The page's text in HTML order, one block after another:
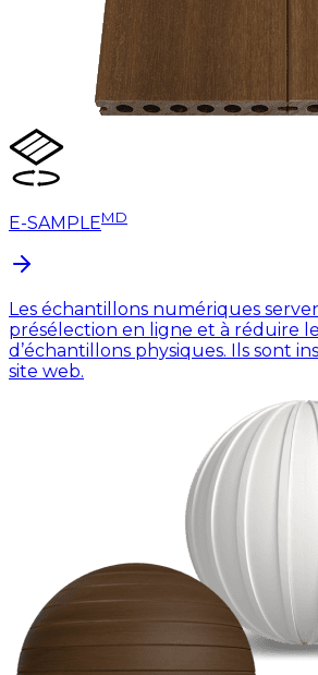
E-SAMPLEMD
Les échantillons numériques
présélection en ligne et à réduire
d’échantillons physiques. Ils sont
site web.